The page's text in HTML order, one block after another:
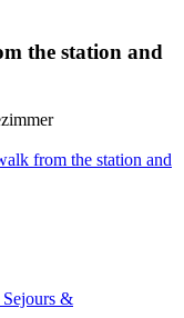
the station and
from the station and
&